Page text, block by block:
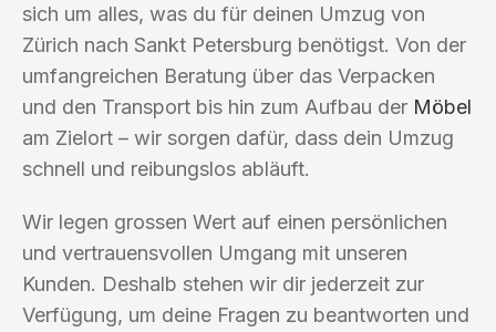
sich um alles, was du für deinen Umzug von
Zürich nach Sankt Petersburg benötigst. Von der
umfangreichen Beratung über das Verpacken
und den Transport bis hin zum Aufbau der Möbel
am Zielort – wir sorgen dafür, dass dein Umzug
schnell und reibungslos abläuft.
Wir legen grossen Wert auf einen persönlichen
und vertrauensvollen Umgang mit unseren
Kunden. Deshalb stehen wir dir jederzeit zur
Verfügung, um deine Fragen zu beantworten und